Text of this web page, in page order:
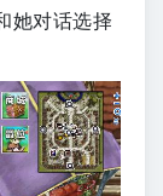
她对话选择